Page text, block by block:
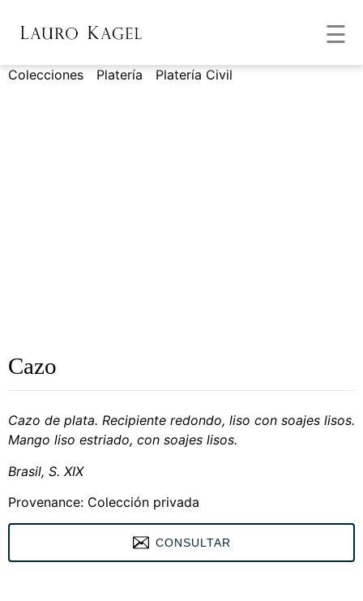
☰
Colecciones Platería Platería Civil
Cazo
Cazo de plata. Recipiente redondo, liso con soajes lisos.
Mango liso estriado, con soajes lisos.
Brasil, S. XIX
Provenance: Colección privada
CONSULTAR